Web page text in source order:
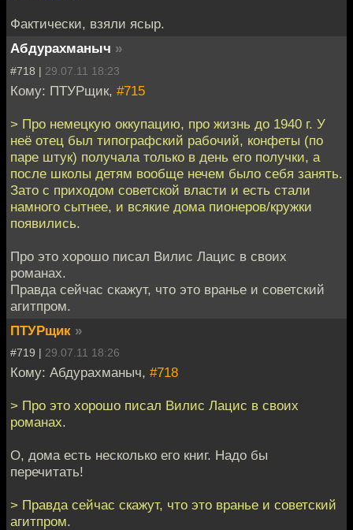
Фактически, взяли ясыр.
Абдурахманыч »
#718 | 29.07.11 18:23
Кому: ПТУРщик, #715
> Про немецкую оккупацию, про жизнь до 1940 г. У
неё отец был типографский рабочий, конфеты (по
паре штук) получала только в день его получки, а
после школы детям вообще нечем было себя занять.
Зато с приходом советской власти и есть стали
намного сытнее, и всякие дома пионеров/кружки
появились.
Про это хорошо писал Вилис Лацис в своих
романах.
Правда сейчас скажут, что это вранье и советский
агитпром.
ПТУРщик »
#719 | 29.07.11 18:26
Кому: Абдурахманыч, #718
> Про это хорошо писал Вилис Лацис в своих
романах.
О, дома есть несколько его книг. Надо бы
перечитать!
> Правда сейчас скажут, что это вранье и советский
агитпром.